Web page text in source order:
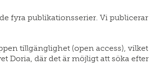
fyra publikationsserier. Vi
tillgänglighet (open access),
Doria, där det är möjligt att söka